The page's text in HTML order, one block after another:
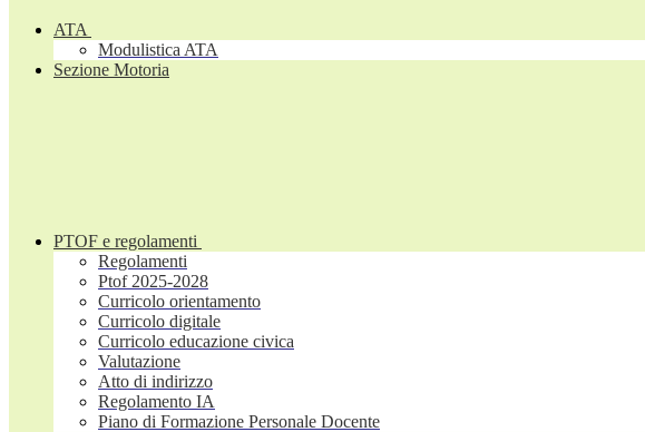
ATA
Modulistica ATA
Sezione Motoria
PTOF e regolamenti
Regolamenti
Ptof 2025-2028
Curricolo orientamento
Curricolo digitale
Curricolo educazione civica
Valutazione
Atto di indirizzo
Regolamento IA
Piano di Formazione Personale Docente